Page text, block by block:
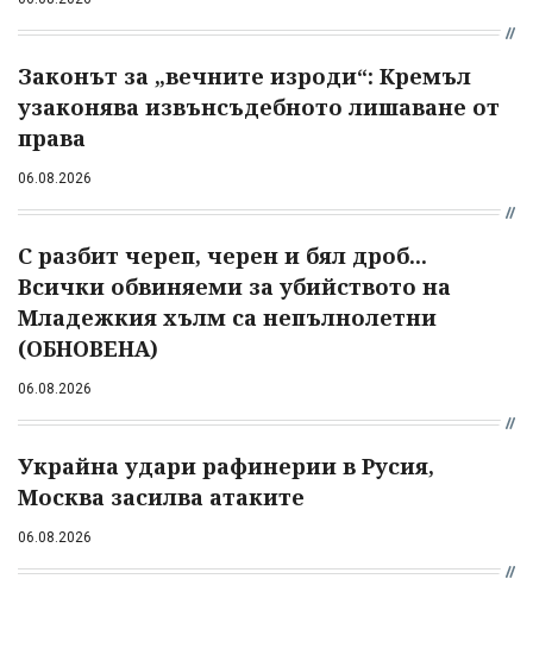
Законът за „вечните изроди“: Кремъл
узаконява извънсъдебното лишаване от
права
06.08.2026
С разбит череп, черен и бял дроб...
Всички обвиняеми за убийството на
Младежкия хълм са непълнолетни
(ОБНОВЕНА)
06.08.2026
Украйна удари рафинерии в Русия,
Москва засилва атаките
06.08.2026